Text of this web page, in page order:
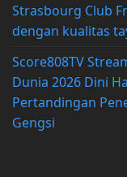
Strasbourg Club
dengan kualitas
Score808TV
Dunia 2026 Dini
Pertandingan
Gengsi